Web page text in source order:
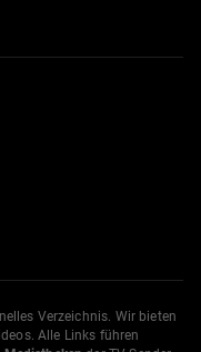
Verzeichnis. Wir bieten
Alle Links führen